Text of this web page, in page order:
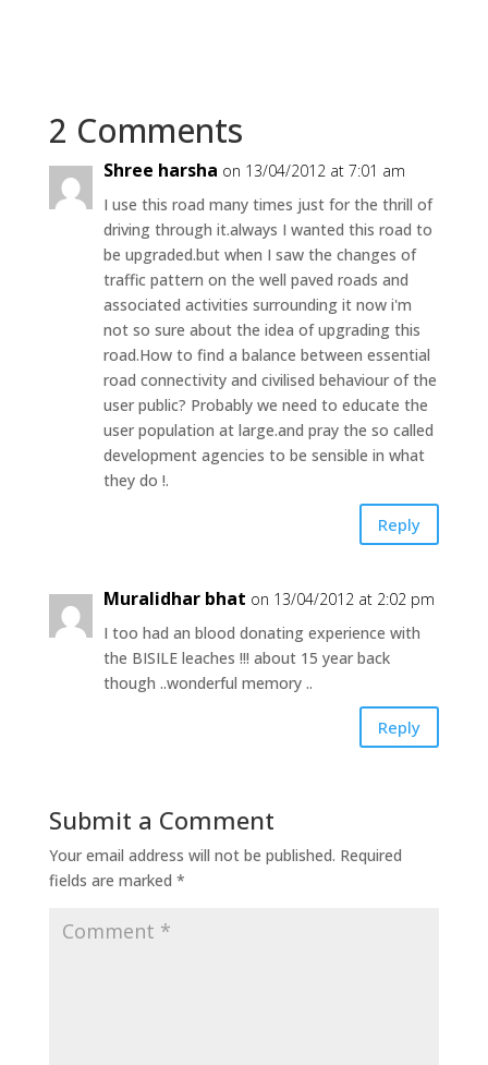
2 Comments
Shree harsha on 13/04/2012 at 7:01 am
I use this road many times just for the thrill of
driving through it.always I wanted this road to
be upgraded.but when I saw the changes of
traffic pattern on the well paved roads and
associated activities surrounding it now i'm
not so sure about the idea of upgrading this
road.How to find a balance between essential
road connectivity and civilised behaviour of the
user public? Probably we need to educate the
user population at large.and pray the so called
development agencies to be sensible in what
they do !.
Reply
Muralidhar bhat on 13/04/2012 at 2:02 pm
I too had an blood donating experience with
the BISILE leaches !!! about 15 year back
though ..wonderful memory ..
Reply
Submit a Comment
Your email address will not be published. Required
fields are marked *